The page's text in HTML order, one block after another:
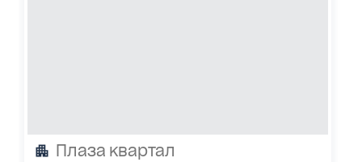
Плаза квартал